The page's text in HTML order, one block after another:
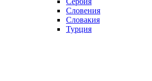
Словения
Словакия
Турция